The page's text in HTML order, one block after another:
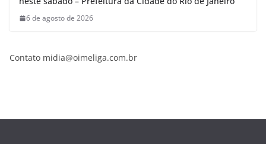
6 de agosto de 2026
Contato midia@oimeliga.com.br